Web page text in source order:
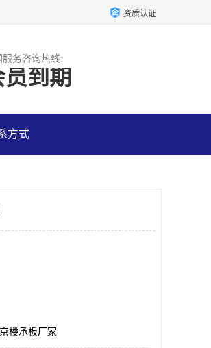
资质认证
服务咨询热线:
员到期
方式
楼承板厂家